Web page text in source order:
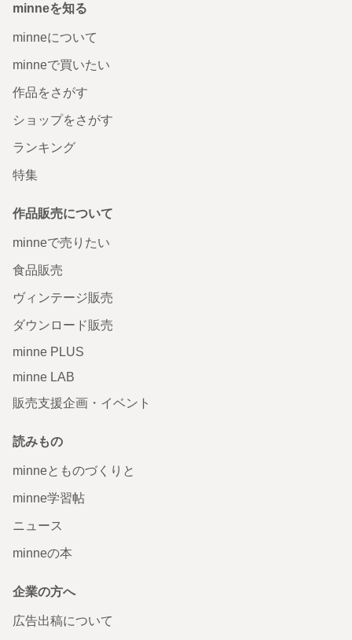
minneを知る
minneについて
minneで買いたい
作品をさがす
ショップをさがす
ランキング
特集
作品販売について
minneで売りたい
食品販売
ヴィンテージ販売
ダウンロード販売
minne PLUS
minne LAB
販売支援企画・イベント
読みもの
minneとものづくりと
minne学習帖
ニュース
minneの本
企業の方へ
広告出稿について